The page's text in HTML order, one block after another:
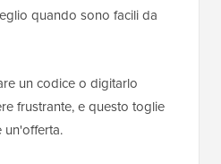
quando sono facili da
un codice o digitarlo
frustrante, e questo toglie
un'offerta.